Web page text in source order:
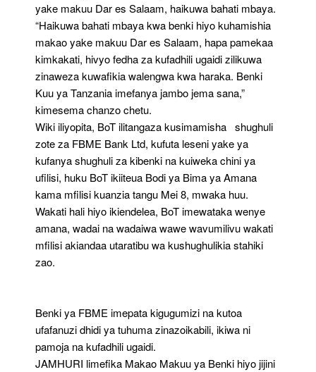
yake makuu Dar es Salaam, haikuwa bahati mbaya.
“Haikuwa bahati mbaya kwa benki hiyo kuhamishia
makao yake makuu Dar es Salaam, hapa pamekaa
kimkakati, hivyo fedha za kufadhili ugaidi zilikuwa
zinaweza kuwafikia walengwa kwa haraka. Benki
Kuu ya Tanzania imefanya jambo jema sana,”
kimesema chanzo chetu.
Wiki iliyopita, BoT ilitangaza kusimamisha shughuli
zote za FBME Bank Ltd, kufuta leseni yake ya
kufanya shughuli za kibenki na kuiweka chini ya
ufilisi, huku BoT ikiiteua Bodi ya Bima ya Amana
kama mfilisi kuanzia tangu Mei 8, mwaka huu.
Wakati hali hiyo ikiendelea, BoT imewataka wenye
amana, wadai na wadaiwa wawe wavumilivu wakati
mfilisi akiandaa utaratibu wa kushughulikia stahiki
zao.
Benki ya FBME imepata kigugumizi na kutoa
ufafanuzi dhidi ya tuhuma zinazoikabili, ikiwa ni
pamoja na kufadhili ugaidi.
JAMHURI limefika Makao Makuu ya Benki hiyo jijini